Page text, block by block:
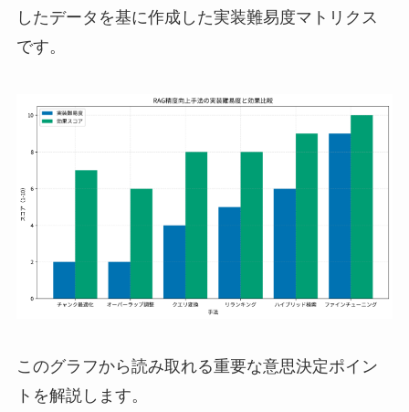
したデータを基に作成した実装難易度マトリクス
です。
このグラフから読み取れる重要な意思決定ポイン
トを解説します。